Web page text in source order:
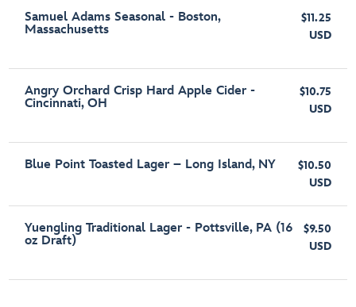
Samuel Adams Seasonal - Boston,
Massachusetts
$11.25
USD
Angry Orchard Crisp Hard Apple Cider -
Cincinnati, OH
$10.75
USD
Blue Point Toasted Lager – Long Island, NY
$10.50
USD
Yuengling Traditional Lager - Pottsville, PA (16
oz Draft)
$9.50
USD